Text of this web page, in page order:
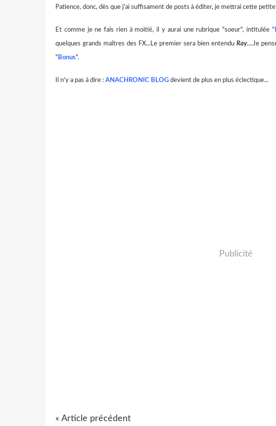
Patience, donc, dès que j'ai suffisament de posts à éditer, je mettrai cette
Et comme je ne fais rien à moitié, il y aurai une rubrique "soeur", intitulée "
quelques grands maîtres des FX...Le premier sera bien entendu Ray....Je
" Bonus".
Il n'y a pas à dire : ANACHRONIC BLOG devient de plus en plus éclectique...
Publicité
« Article précédent